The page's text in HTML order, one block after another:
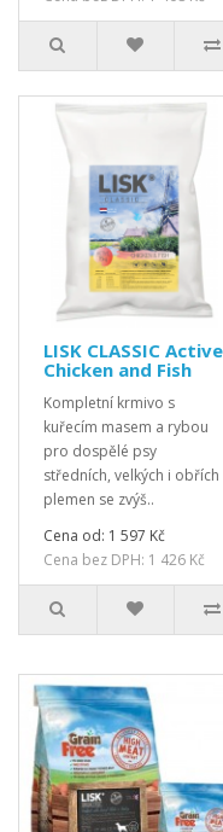
LISK CLASSIC Active
Chicken and Fish
Kompletní krmivo s
kuřecím masem a rybou
pro dospělé psy
středních, velkých i obřích
plemen se zvýš..
Cena od: 1 597 Kč
Cena bez DPH: 1 426 Kč